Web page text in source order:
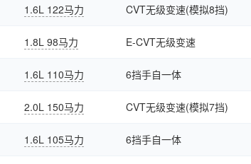
1.6L 122马力 CVT无级变速(模拟8挡)
1.8L 98马力 E-CVT无级变速
1.6L 110马力 6挡手自一体
2.0L 150马力 CVT无级变速(模拟7挡)
1.6L 105马力 6挡手自一体